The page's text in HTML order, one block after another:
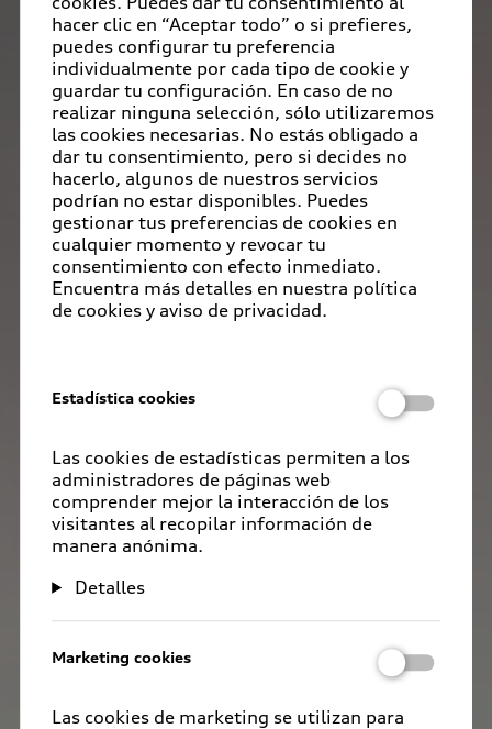
hacer clic en “Aceptar todo” o si prefieres,
puedes configurar tu preferencia
individualmente por cada tipo de cookie y
guardar tu configuración. En caso de no
realizar ninguna selección, sólo utilizaremos
las cookies necesarias. No estás obligado a
dar tu consentimiento, pero si decides no
hacerlo, algunos de nuestros servicios
podrían no estar disponibles. Puedes
gestionar tus preferencias de cookies en
cualquier momento y revocar tu
consentimiento con efecto inmediato.
Encuentra más detalles en nuestra política
de cookies y aviso de privacidad.
Estadística cookies
Las cookies de estadísticas permiten a los
administradores de páginas web
comprender mejor la interacción de los
visitantes al recopilar información de
manera anónima.
Detalles
Marketing cookies
Las cookies de marketing se utilizan para